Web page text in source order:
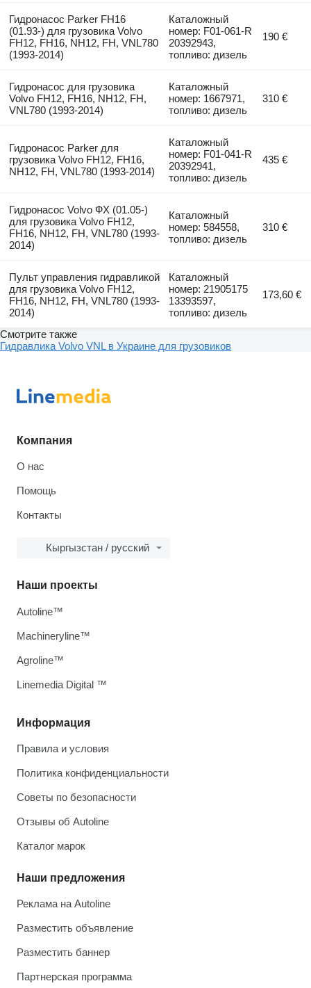
Гидронасос Parker FH16
(01.93-) для грузовика Volvo
FH12, FH16, NH12, FH, VNL780
(1993-2014)
Каталожный
номер: F01-061-R
20392943,
топливо: дизель
190 €
Гидронасос для грузовика
Volvo FH12, FH16, NH12, FH,
VNL780 (1993-2014)
Каталожный
номер: 1667971,
топливо: дизель
310 €
Гидронасос Parker для
грузовика Volvo FH12, FH16,
NH12, FH, VNL780 (1993-2014)
Каталожный
номер: F01-041-R
20392941,
топливо: дизель
435 €
Гидронасос Volvo ФХ (01.05-)
для грузовика Volvo FH12,
FH16, NH12, FH, VNL780 (1993-
2014)
Каталожный
номер: 584558,
топливо: дизель
310 €
Пульт управления гидравликой
для грузовика Volvo FH12,
FH16, NH12, FH, VNL780 (1993-
2014)
Каталожный
номер: 21905175
13393597,
топливо: дизель
173,60 €
Смотрите также
Гидравлика Volvo VNL в Украине для грузовиков
Компания
О нас
Помощь
Контакты
Кыргызстан / русский
Информация
Правила и условия
Политика конфиденциальности
Советы по безопасности
Отзывы об Autoline
Каталог марок
Наши предложения
Реклама на Autoline
Разместить объявление
Разместить баннер
Партнерская программа
Наши проекты
Autoline™
Machineryline™
Agroline™
Linemedia Digital ™